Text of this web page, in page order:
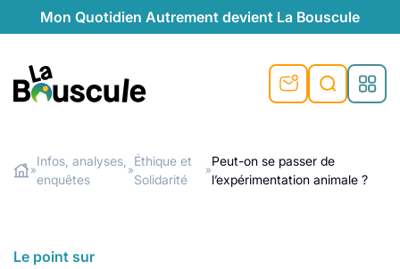
Mon Quotidien Autrement devient La Bouscule
naturelle
Rechercher
»
Infos, analyses,
enquêtes
»
Éthique et
Solidarité
»
Peut-on se passer de
l’expérimentation animale ?
Le point sur